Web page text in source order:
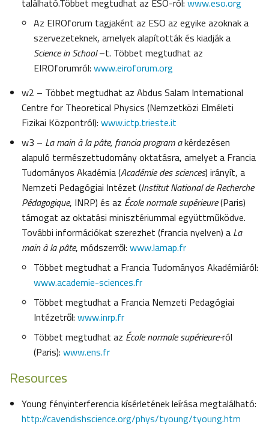
található.Többet megtudhat az ESO-ról: www.eso.org
Az EIROforum tagjaként az ESO az egyike azoknak a
szervezeteknek, amelyek alapították és kiadják a
Science in School–t. Többet megtudhat az
EIROforumról: www.eiroforum.org
w2 – Többet megtudhat az Abdus Salam International
Centre for Theoretical Physics (Nemzetközi Elméleti
Fizikai Központról): www.ictp.trieste.it
w3 – La main à la pâte, francia program akérdezésen
alapuló természettudomány oktatásra, amelyet a Francia
Tudományos Akadémia (Académie des sciences) irányít, a
Nemzeti Pedagógiai Intézet (Institut National de Recherche
Pédagogique, INRP) és az École normale supérieure(Paris)
támogat az oktatási minisztériummal együttműködve.
További információkat szerezhet (francia nyelven) a La
main à la pâte, módszerről: www.lamap.fr
Többet megtudhat a Francia Tudományos Akadémiáról:
www.academie-sciences.fr
Többet megtudhat a Francia Nemzeti Pedagógiai
Intézetről: www.inrp.fr
Többet megtudhat az École normale supérieure-ról
(Paris): www.ens.fr
Resources
Young fényinterferencia kísérletének leírása megtalálható:
http://cavendishscience.org/phys/tyoung/tyoung.htm